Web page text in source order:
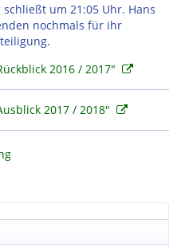
um 21:05 Uhr. Hans
nochmals für ihr
2016 / 2017"
2017 / 2018"